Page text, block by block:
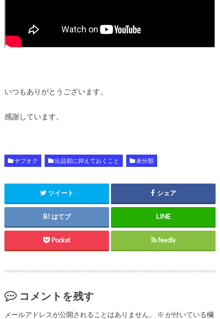
いつもありがとうございます。
感謝しています。
ヤフオク 出品前に抑えておくこと 未分類
ツイート シェア
はてブ
Pocket feedly
コメントを残す
メールアドレスが公開されることはありません。 ※ が付いている欄